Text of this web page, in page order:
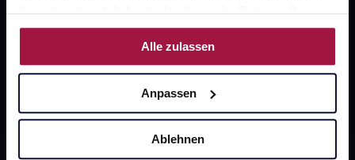
ihnen bereitgestellt hast oder die sie im Rahmen Deiner
Nutzung der Dienste gesammelt haben.
Alle zulassen
Anpassen
Ablehnen
Große Auswahl an Apotheken
Sicher einkaufen
SSL-Verschlüsselung
Software Made in Germany